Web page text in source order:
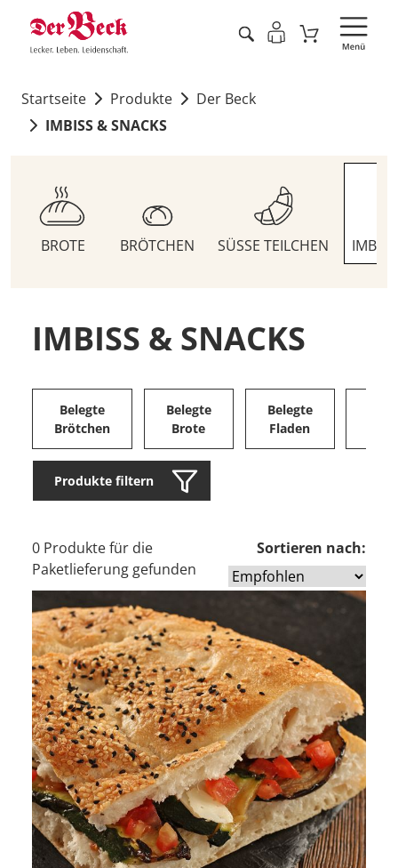
Startseite Produkte
Der Beck
IMBISS & SNACKS
BROTE BRÖTCHEN SÜSSE TEILCHEN
IMBISS & SNACKS
Belegte
Brötchen
Belegte
Brote
Belegte
Fladen
Produkte filtern
0 Produkte für die
Paketlieferung gefunden
Sortieren nach: